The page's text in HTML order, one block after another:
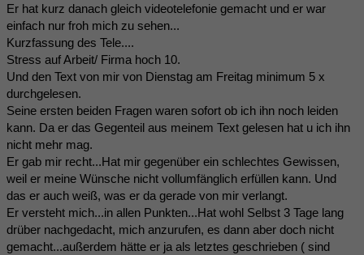
Er hat kurz danach gleich videotelefonie gemacht und er war
einfach nur froh mich zu sehen...
Kurzfassung des Tele....
Stress auf Arbeit/ Firma hoch 10.
Und den Text von mir von Dienstag am Freitag minimum 5 x
durchgelesen.
Seine ersten beiden Fragen waren sofort ob ich ihn noch leiden
kann. Da er das Gegenteil aus meinem Text gelesen hat u ich ihn
nicht mehr mag.
Er gab mir recht...Hat mir gegenüber ein schlechtes Gewissen,
weil er meine Wünsche nicht vollumfänglich erfüllen kann. Und
das er auch weiß, was er da gerade von mir verlangt.
Er versteht mich...in allen Punkten...Hat wohl Selbst 3 Tage lang
drüber nachgedacht, mich anzurufen, es dann aber doch nicht
gemacht...außerdem hätte er ja als letztes geschrieben ( sind